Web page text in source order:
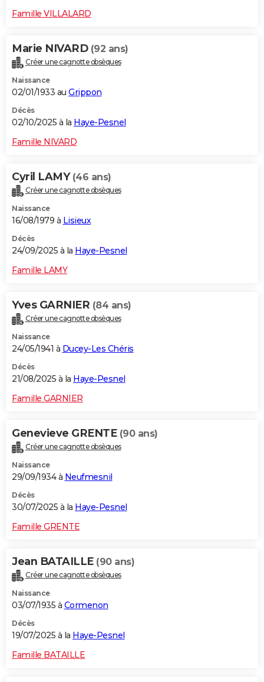
Famille VILLALARD
Marie NIVARD (92 ans)
Créer une cagnotte obsèques
Naissance
02/01/1933 au Grippon
Décès
02/10/2025 à la Haye-Pesnel
Famille NIVARD
Cyril LAMY (46 ans)
Créer une cagnotte obsèques
Naissance
16/08/1979 à Lisieux
Décès
24/09/2025 à la Haye-Pesnel
Famille LAMY
Yves GARNIER (84 ans)
Créer une cagnotte obsèques
Naissance
24/05/1941 à Ducey-Les Chéris
Décès
21/08/2025 à la Haye-Pesnel
Famille GARNIER
Genevieve GRENTE (90 ans)
Créer une cagnotte obsèques
Naissance
29/09/1934 à Neufmesnil
Décès
30/07/2025 à la Haye-Pesnel
Famille GRENTE
Jean BATAILLE (90 ans)
Créer une cagnotte obsèques
Naissance
03/07/1935 à Cormenon
Décès
19/07/2025 à la Haye-Pesnel
Famille BATAILLE